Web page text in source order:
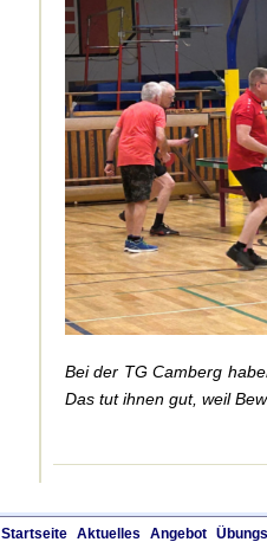
Bei der TG Camberg
Das tut ihnen gut, weil
Startseite Aktuelles Angebot